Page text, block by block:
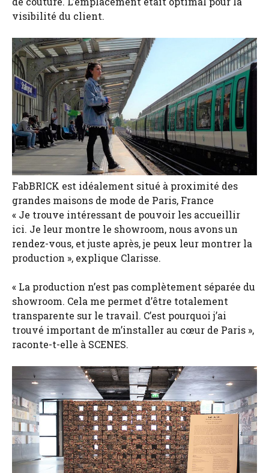
visibilité du client.
FabBRICK est idéalement situé à proximité des
grandes maisons de mode de Paris, France
« Je trouve intéressant de pouvoir les accueillir
ici. Je leur montre le showroom, nous avons un
rendez-vous, et juste après, je peux leur montrer la
production », explique Clarisse.
« La production n’est pas complètement séparée du
showroom. Cela me permet d’être totalement
transparente sur le travail. C’est pourquoi j’ai
trouvé important de m’installer au cœur de Paris »,
raconte-t-elle à SCENES.